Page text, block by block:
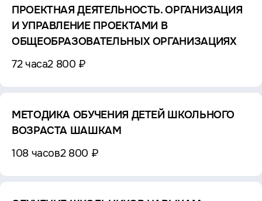
ПРОЕКТНАЯ ДЕЯТЕЛЬНОСТЬ. ОРГАНИЗАЦИЯ
И УПРАВЛЕНИЕ ПРОЕКТАМИ В
ОБЩЕОБРАЗОВАТЕЛЬНЫХ ОРГАНИЗАЦИЯХ
72 часа2 800 ₽
МЕТОДИКА ОБУЧЕНИЯ ДЕТЕЙ ШКОЛЬНОГО
ВОЗРАСТА ШАШКАМ
108 часов2 800 ₽